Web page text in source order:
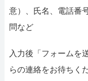
意）、氏名、電話番
問など
入力後「フォームを
らの連絡をお待ちく